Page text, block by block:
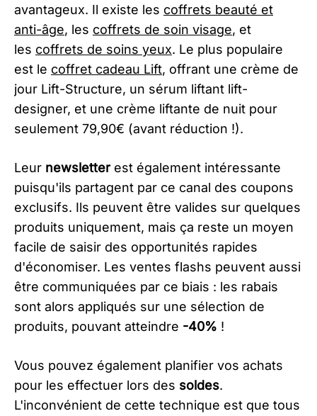
avantageux. Il existe les coffrets beauté et
anti-âge, les coffrets de soin visage, et
les coffrets de soins yeux. Le plus populaire
est le coffret cadeau Lift, offrant une crème de
jour Lift-Structure, un sérum liftant lift-
designer, et une crème liftante de nuit pour
seulement 79,90€ (avant réduction !).
Leur newsletter est également intéressante
puisqu'ils partagent par ce canal des coupons
exclusifs. Ils peuvent être valides sur quelques
produits uniquement, mais ça reste un moyen
facile de saisir des opportunités rapides
d'économiser. Les ventes flashs peuvent aussi
être communiquées par ce biais : les rabais
sont alors appliqués sur une sélection de
produits, pouvant atteindre -40% !
Vous pouvez également planifier vos achats
pour les effectuer lors des soldes.
L'inconvénient de cette technique est que tous